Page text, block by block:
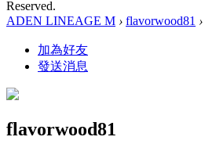
Reserved.
ADEN LINEAGE M › flavorwood81 ›
加為好友
發送消息
flavorwood81